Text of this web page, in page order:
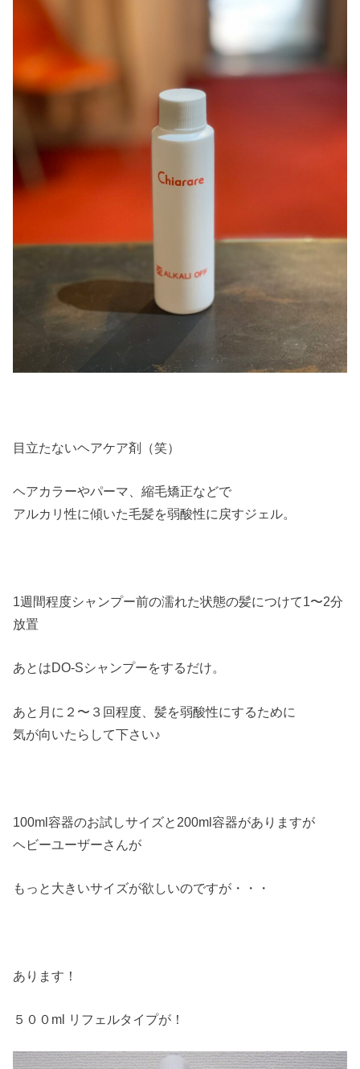
目立たないヘアケア剤（笑）
ヘアカラーやパーマ、縮毛矯正などで
アルカリ性に傾いた毛髪を弱酸性に戻すジェル。
1週間程度シャンプー前の濡れた状態の髪につけて1〜2分
放置
あとはDO-Sシャンプーをするだけ。
あと月に２〜３回程度、髪を弱酸性にするために
気が向いたらして下さい♪
100ml容器のお試しサイズと200ml容器がありますが
ヘビーユーザーさんが
もっと大きいサイズが欲しいのですが・・・
あります！
５００ml リフェルタイプが！